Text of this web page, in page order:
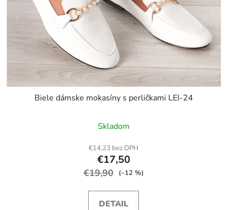
Biele dámske mokasíny s perličkami LEI-24
Skladom
€14,23 bez DPH
€17,50
€19,90 (–12 %)
DETAIL